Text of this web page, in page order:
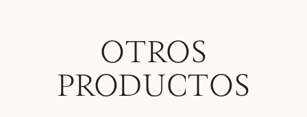
OTROS
PRODUCTOS